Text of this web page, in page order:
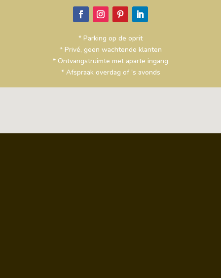
* Parking op de oprit
* Privé, geen wachtende klanten
* Ontvangstruimte met aparte ingang
* Afspraak overdag of 's avonds